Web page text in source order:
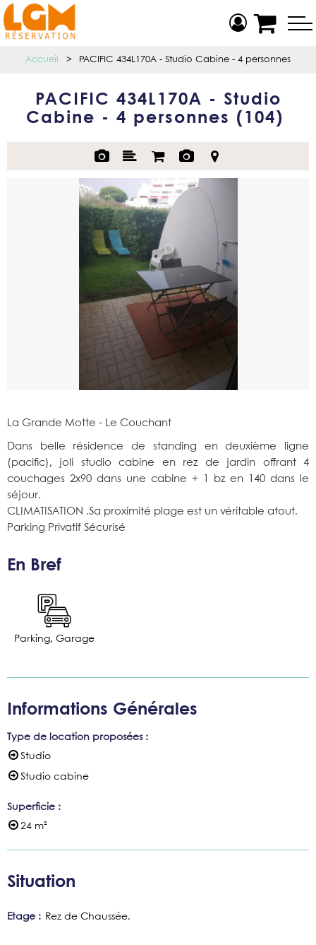
Accueil > PACIFIC 434L170A - Studio Cabine - 4 personnes
PACIFIC 434L170A - Studio
Cabine - 4 personnes ( 104 )
La Grande Motte - Le Couchant
Dans belle résidence de standing en deuxième ligne
(pacific), joli studio cabine en rez de jardin offrant 4
couchages 2x90 dans une cabine + 1 bz en 140 dans le
séjour.
CLIMATISATION .Sa proximité plage est un véritable atout.
Parking Privatif Sécurisé
En Bref
Parking, Garage
Informations Générales
Type de location proposées :
Studio
Studio cabine
Superficie :
24 m²
Situation
Etage : Rez de Chaussée